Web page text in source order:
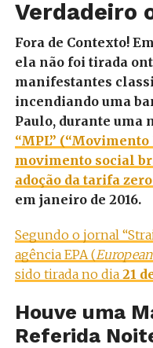
Verdadeiro
Fora de Contexto!
ela não foi tirada
manifestantes
incendiando uma
Paulo, durante uma
“MPL” (“Movimento
movimento social
adoção da tarifa
em janeiro de 2016.
Segundo o jornal
agência EPA (
sido tirada no dia 21
Houve uma
Referida